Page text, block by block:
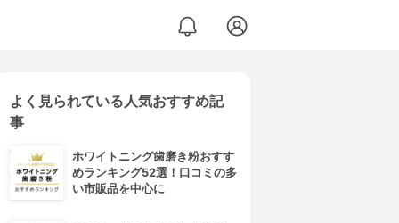
よく見られている人気おすすめ記
事
ホワイトニング歯磨き粉おすす
めランキング52選！口コミの多
い市販品を中心に